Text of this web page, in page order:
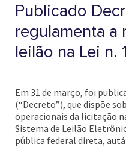
Publicado
regulamenta a
leilão na Lei n.
Em 31 de março, foi
(“Decreto”), que dispõe
operacionais da licitação
Sistema de Leilão
pública federal direta,